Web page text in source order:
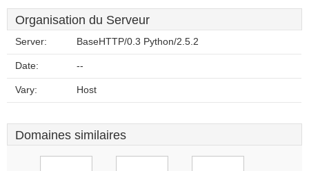
Organisation du Serveur
Server: BaseHTTP/0.3 Python/2.5.2
Date: --
Vary: Host
Domaines similaires